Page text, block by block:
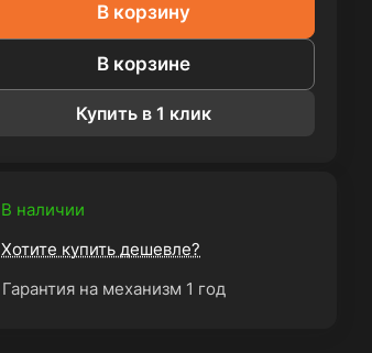
В корзину
В корзине
Купить в 1 клик
В наличии
Хотите купить дешевле?
Гарантия на механизм 1 год